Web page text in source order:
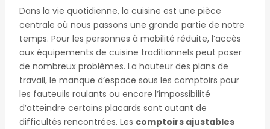
Dans la vie quotidienne, la cuisine est une pièce
centrale où nous passons une grande partie de notre
temps. Pour les personnes à mobilité réduite, l’accès
aux équipements de cuisine traditionnels peut poser
de nombreux problèmes. La hauteur des plans de
travail, le manque d’espace sous les comptoirs pour
les fauteuils roulants ou encore l’impossibilité
d’atteindre certains placards sont autant de
difficultés rencontrées. Les comptoirs ajustables